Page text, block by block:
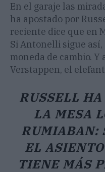
En el garaje las
ha apostado por
reciente dice que en
Si Antonelli sigue
moneda de cambio.
Verstappen, el
RUSSELL
LA MESA
RUMIABAN:
EL
TIENE MÁS